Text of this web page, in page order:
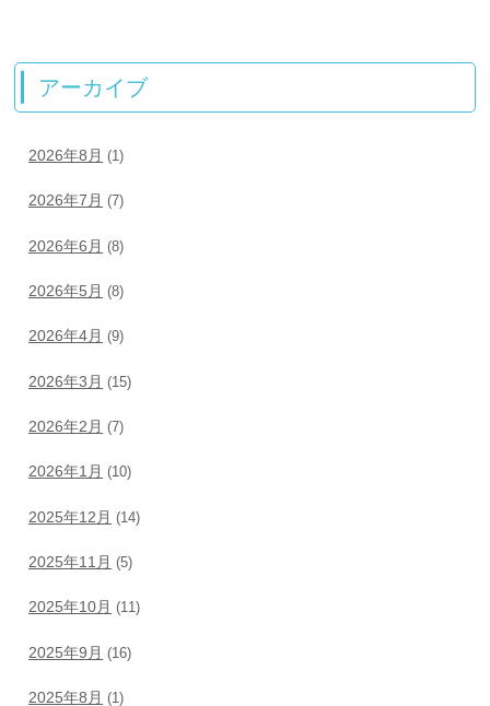
アーカイブ
2026年8月 (1)
2026年7月 (7)
2026年6月 (8)
2026年5月 (8)
2026年4月 (9)
2026年3月 (15)
2026年2月 (7)
2026年1月 (10)
2025年12月 (14)
2025年11月 (5)
2025年10月 (11)
2025年9月 (16)
2025年8月 (1)